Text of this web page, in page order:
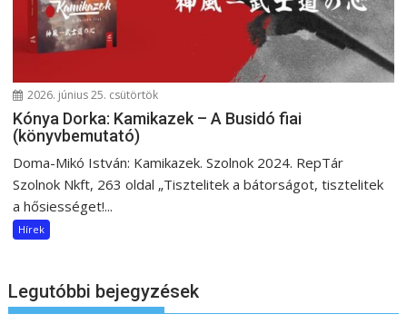
2026. június 25. csütörtök
Kónya Dorka: Kamikazek – A Busidó fiai
(könyvbemutató)
Doma-Mikó István: Kamikazek. Szolnok 2024. RepTár
Szolnok Nkft, 263 oldal „Tisztelitek a bátorságot, tisztelitek
a hősiességet!...
Hírek
Legutóbbi bejegyzések